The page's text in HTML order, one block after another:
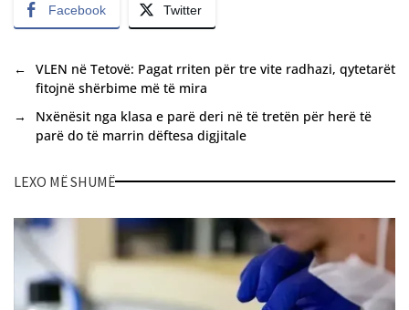
Facebook Twitter
←
VLEN në Tetovë: Pagat rriten për tre vite radhazi, qytetarët
fitojnë shërbime më të mira
→
Nxënësit nga klasa e parë deri në të tretën për herë të
parë do të marrin dëftesa digjitale
LEXO MË SHUMË